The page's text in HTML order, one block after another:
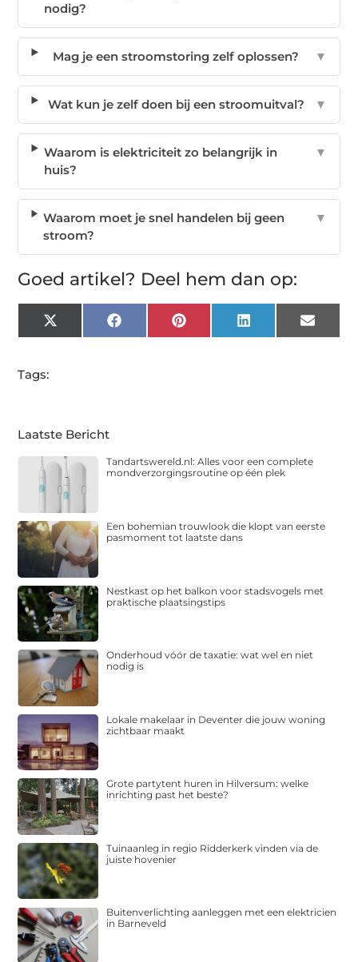
nodig?
Mag je een stroomstoring zelf oplossen? ▼
Wat kun je zelf doen bij een stroomuitval? ▼
Waarom is elektriciteit zo belangrijk in
huis?
▼
Waarom moet je snel handelen bij geen
stroom?
▼
Goed artikel? Deel hem dan op:
X
(Twitter)
FacebookPinterest LinkedIn Email
Tags:
Laatste Bericht
Tandartswereld.nl: Alles voor een complete
mondverzorgingsroutine op één plek
Een bohemian trouwlook die klopt van eerste
pasmoment tot laatste dans
Nestkast op het balkon voor stadsvogels met
praktische plaatsingstips
Onderhoud vóór de taxatie: wat wel en niet
nodig is
Lokale makelaar in Deventer die jouw woning
zichtbaar maakt
Grote partytent huren in Hilversum: welke
inrichting past het beste?
Tuinaanleg in regio Ridderkerk vinden via de
juiste hovenier
Buitenverlichting aanleggen met een elektricien
in Barneveld